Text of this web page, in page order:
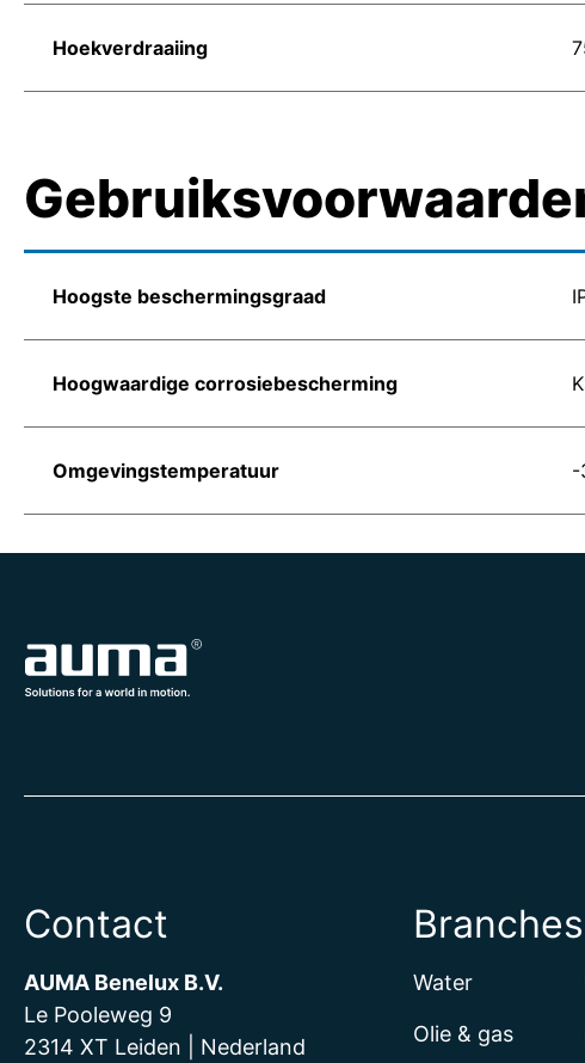
Hoekverdraaiing
Hoogste beschermingsgraad
Hoogwaardige corrosiebescherming
Omgevingstemperatuur -
Contact
AUMA Benelux B.V.
Le Pooleweg 9
2314 XT Leiden | Nederland
Branches
Water
Olie & gas